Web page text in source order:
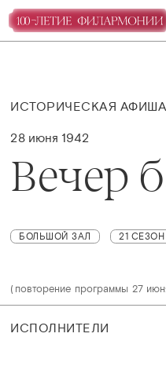
ИСТОРИЧЕСКАЯ АФИША
28 июня 1942
Вечер
БОЛЬШОЙ ЗАЛ 21 СЕЗОН
(повторение программы 27
ИСПОЛНИТЕЛИ